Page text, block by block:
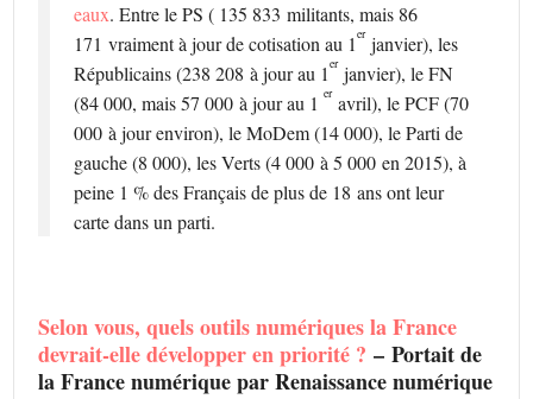
eaux. Entre le PS ( 135 833 militants, mais 86
171 vraiment à jour de cotisation au 1er janvier), les
Républicains (238 208 à jour au 1er janvier), le FN
(84 000, mais 57 000 à jour au 1er avril), le PCF (70
000 à jour environ), le MoDem (14 000), le Parti de
gauche (8 000), les Verts (4 000 à 5 000 en 2015), à
peine 1 % des Français de plus de 18 ans ont leur
carte dans un parti.
Selon vous, quels outils numériques la France
devrait-elle développer en priorité ?– Portait de
la France numérique par Renaissance numérique